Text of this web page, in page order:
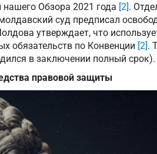
Обзора 2021 года [2].
суд предписал
утверждает, что
обязательств по Конвенции [2].
в заключении полный срок).
правовой защиты